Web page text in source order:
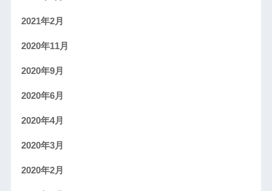
2021年2月
2020年11月
2020年9月
2020年6月
2020年4月
2020年3月
2020年2月